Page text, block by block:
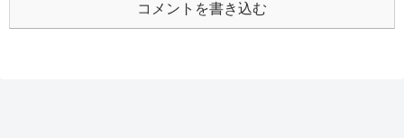
コメントを書き込む